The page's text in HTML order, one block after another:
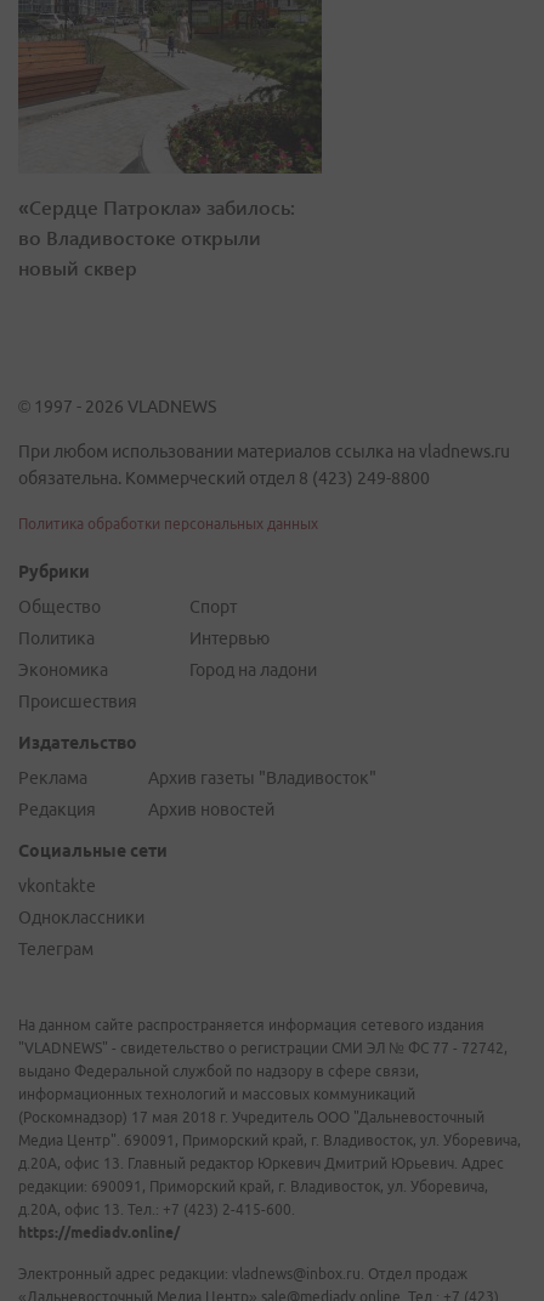
«Сердце Патрокла» забилось:
во Владивостоке открыли
новый сквер
© 1997 - 2026 VLADNEWS
При любом использовании материалов ссылка на vladnews.ru
обязательна. Коммерческий отдел 8 (423) 249-8800
Политика обработки персональных данных
Рубрики
Общество
Политика
Экономика
Происшествия
Спорт
Интервью
Город на ладони
Издательство
Реклама
Редакция
Архив газеты "Владивосток"
Архив новостей
Социальные сети
vkontakte
Одноклассники
Телеграм
На данном сайте распространяется информация сетевого издания
"VLADNEWS" - свидетельство о регистрации СМИ ЭЛ № ФС 77 - 72742,
выдано Федеральной службой по надзору в сфере связи,
информационных технологий и массовых коммуникаций
(Роскомнадзор) 17 мая 2018 г. Учредитель ООО "Дальневосточный
Медиа Центр". 690091, Приморский край, г. Владивосток, ул. Уборевича,
д.20А, офис 13. Главный редактор Юркевич Дмитрий Юрьевич. Адрес
редакции: 690091, Приморский край, г. Владивосток, ул. Уборевича,
д.20А, офис 13. Тел.: +7 (423) 2-415-600.
https://mediadv.online/
Электронный адрес редакции: vladnews@inbox.ru. Отдел продаж
«Дальневосточный Медиа Центр» sale@mediadv.online. Тел.: +7 (423)